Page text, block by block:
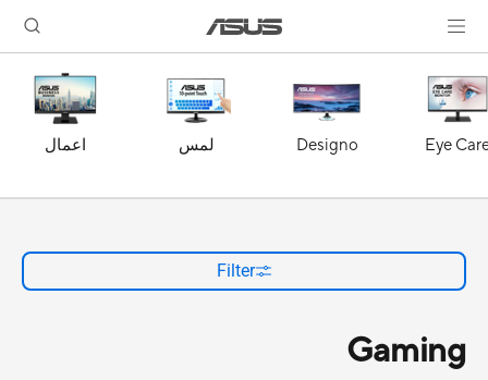
Eye
Designo لمس اعمال
Filter
Gaming